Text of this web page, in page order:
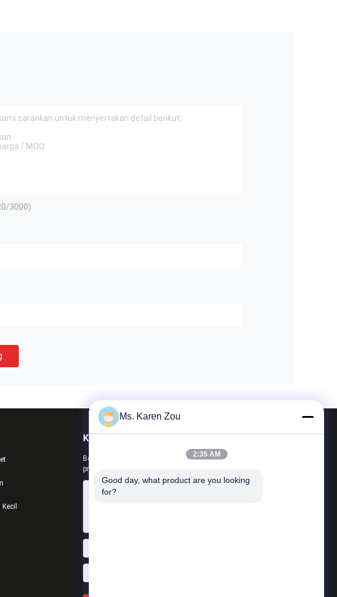
/3000)
Kirimkan Kami
Beri tahu kami kebutuhan Anda. Kami akan menghubungkan
produk terbaik dengan Anda.
Ms. Karen Zou
2:35 AM
Good day, what product are you looking
for?